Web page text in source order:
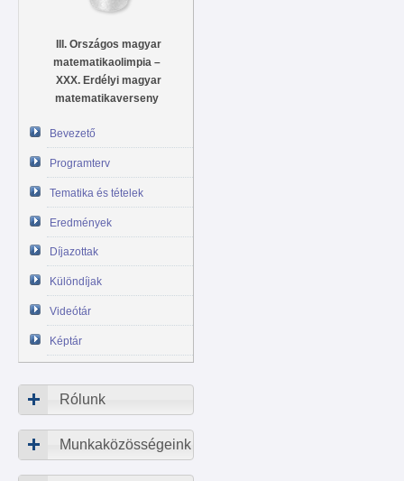
III. Országos magyar
matematikaolimpia –
XXX. Erdélyi magyar
matematikaverseny
Bevezető
Programterv
Tematika és tételek
Eredmények
Díjazottak
Különdíjak
Videótár
Képtár
Rólunk
Munkaközösségeink